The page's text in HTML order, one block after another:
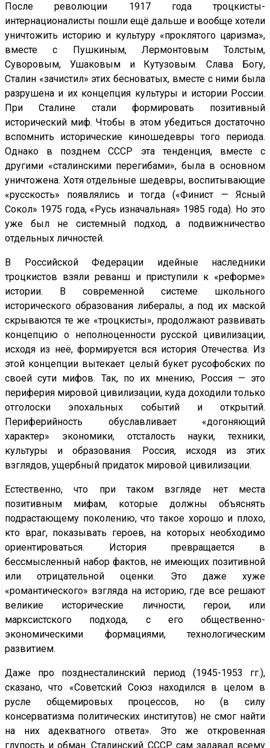
После революции 1917 года троцкисты-
интернационалисты пошли ещё дальше и вообще хотели
уничтожить историю и культуру «проклятого царизма»,
вместе с Пушкиным, Лермонтовым Толстым,
Суворовым, Ушаковым и Кутузовым. Слава Богу,
Сталин «зачистил» этих бесноватых, вместе с ними была
разрушена и их концепция культуры и истории России.
При Сталине стали формировать позитивный
исторический миф. Чтобы в этом убедиться достаточно
вспомнить исторические киношедевры того периода.
Однако в позднем СССР эта тенденция, вместе с
другими «сталинскими перегибами», была в основном
уничтожена. Хотя отдельные шедевры, воспитывающие
«русскость» появлялись и тогда («Финист — Ясный
Сокол» 1975 года, «Русь изначальная» 1985 года). Но это
уже был не системный подход, а подвижничество
отдельных личностей.
В Российской Федерации идейные наследники
троцкистов взяли реванш и приступили к «реформе»
истории. В современной системе школьного
исторического образования либералы, а под их маской
скрываются те же «троцкисты», продолжают развивать
концепцию о неполноценности русской цивилизации,
исходя из неё, формируется вся история Отечества. Из
этой концепции вытекает целый букет русофобских по
своей сути мифов. Так, по их мнению, Россия — это
периферия мировой цивилизации, куда доходили только
отголоски эпохальных событий и открытий.
Периферийность обуславливает «догоняющий
характер» экономики, отсталость науки, техники,
культуры и образования. Россия, исходя из этих
взглядов, ущербный придаток мировой цивилизации.
Естественно, что при таком взгляде нет места
позитивным мифам, которые должны объяснять
подрастающему поколению, что такое хорошо и плохо,
кто враг, показывать героев, на которых необходимо
ориентироваться. История превращается в
бессмысленный набор фактов, не имеющих позитивной
или отрицательной оценки. Это даже хуже
«романтического» взгляда на историю, где все решают
великие исторические личности, герои, или
марксистского подхода, с его общественно-
экономическими формациями, технологическим
развитием.
Даже про позднесталинский период (1945-1953 гг.),
сказано, что «Советский Союз находился в целом в
русле общемировых процессов, но (в силу
консерватизма политических институтов) не смог найти
на них адекватного ответа». Это же откровенная
глупость и обман. Сталинский СССР сам задавал всему